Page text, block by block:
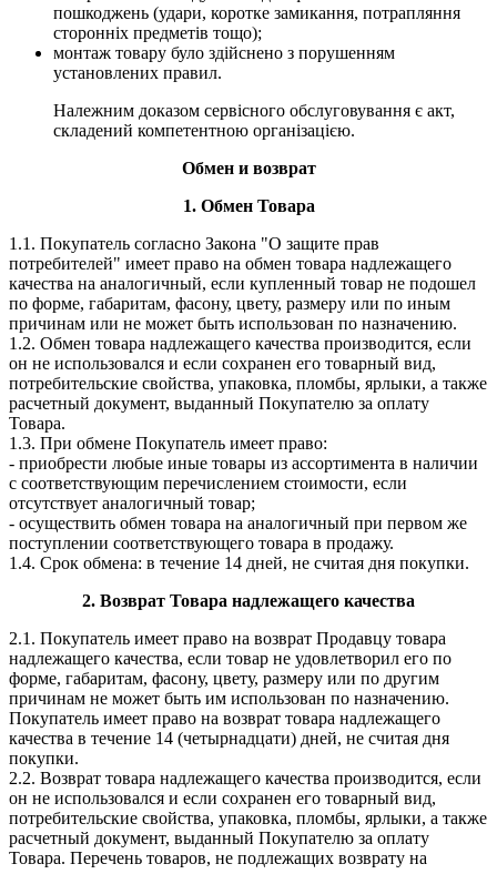
пошкоджень (удари, коротке замикання, потрапляння
сторонніх предметів тощо);
монтаж товару було здійснено з порушенням
установлених правил.
Належним доказом сервісного обслуговування є акт,
складений компетентною організацією.
Обмен и возврат
1. Обмен Товара
1.1. Покупатель согласно Закона "О защите прав
потребителей" имеет право на обмен товара надлежащего
качества на аналогичный, если купленный товар не подошел
по форме, габаритам, фасону, цвету, размеру или по иным
причинам или не может быть использован по назначению.
1.2. Обмен товара надлежащего качества производится, если
он не использовался и если сохранен его товарный вид,
потребительские свойства, упаковка, пломбы, ярлыки, а также
расчетный документ, выданный Покупателю за оплату
Товара.
1.3. При обмене Покупатель имеет право:
- приобрести любые иные товары из ассортимента в наличии
с соответствующим перечислением стоимости, если
отсутствует аналогичный товар;
- осуществить обмен товара на аналогичный при первом же
поступлении соответствующего товара в продажу.
1.4. Срок обмена: в течение 14 дней, не считая дня покупки.
2. Возврат Товара надлежащего качества
2.1. Покупатель имеет право на возврат Продавцу товара
надлежащего качества, если товар не удовлетворил его по
форме, габаритам, фасону, цвету, размеру или по другим
причинам не может быть им использован по назначению.
Покупатель имеет право на возврат товара надлежащего
качества в течение 14 (четырнадцати) дней, не считая дня
покупки.
2.2. Возврат товара надлежащего качества производится, если
он не использовался и если сохранен его товарный вид,
потребительские свойства, упаковка, пломбы, ярлыки, а также
расчетный документ, выданный Покупателю за оплату
Товара. Перечень товаров, не подлежащих возврату на